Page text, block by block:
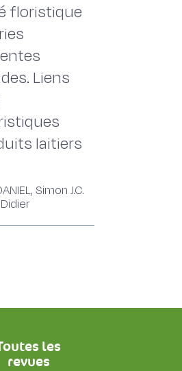
floristique
Liens
laitiers
Simon J.C.
les
revues